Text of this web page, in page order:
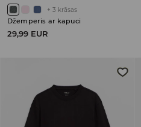
+ 3 krāsas
Džemperis ar kapuci
29,99 EUR